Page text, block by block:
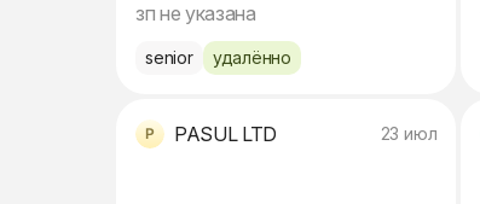
зп не указана
senior удалённо
PASUL LTD 23 июл